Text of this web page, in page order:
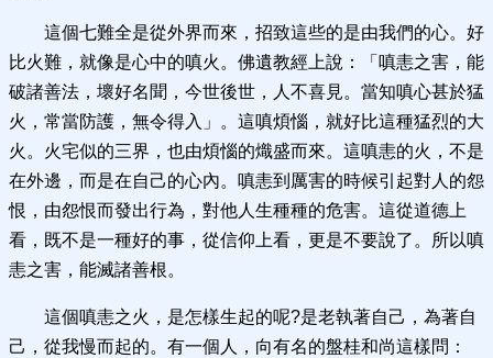
這個七難全是從外界而來，招致這些的是由我們的心。好
比火難，就像是心中的嗔火。佛遺教經上說：「嗔恚之害，能
破諸善法，壞好名聞，今世後世，人不喜見。當知嗔心甚於猛
火，常當防護，無令得入」。這嗔煩惱，就好比這種猛烈的大
火。火宅似的三界，也由煩惱的熾盛而來。這嗔恚的火，不是
在外邊，而是在自己的心內。嗔恚到厲害的時候引起對人的怨
恨，由怨恨而發出行為，對他人生種種的危害。這從道德上
看，既不是一種好的事，從信仰上看，更是不要說了。所以嗔
恚之害，能滅諸善根。
這個嗔恚之火，是怎樣生起的呢?是老執著自己，為著自
己，從我慢而起的。有一個人，向有名的盤桂和尚這樣問：